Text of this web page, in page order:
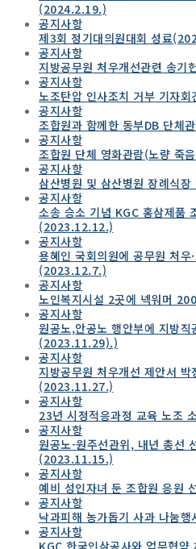
(2024.2.19.)
공지사항
제3회 정기대의원대회 성료
공지사항
지방공무원 처우개선관련 송
공지사항
노조탄압 인사조치 거부 기자
공지사항
조합원과 함께한 동부DB 단체
공지사항
조합원 단체 영화관람(노량 죽
공지사항
삼산병원 및 삼산병원 장례식
공지사항
소송 승소 기념 KGC 홍삼제품
(2023.12.12.)
공지사항
용혜인 국회의원에 공무원 처우
(2023.12.7.)
공지사항
노인복지시설 2곳에 넥워머
공지사항
원공노,안공노 행안부에 지방
(2023.11.29).)
공지사항
지방공무원 처우개선 제안서
(2023.11.27.)
공지사항
23년 시정적응과정 교육 노조
공지사항
원공노-원주선관위, 내년 총선
(2023.11.15.)
공지사항
예비 성인자녀 둔 조합원 응원
공지사항
낙과피해 농가돕기 사과 나눔
공지사항
KGC 한국인삼공사와 업무협